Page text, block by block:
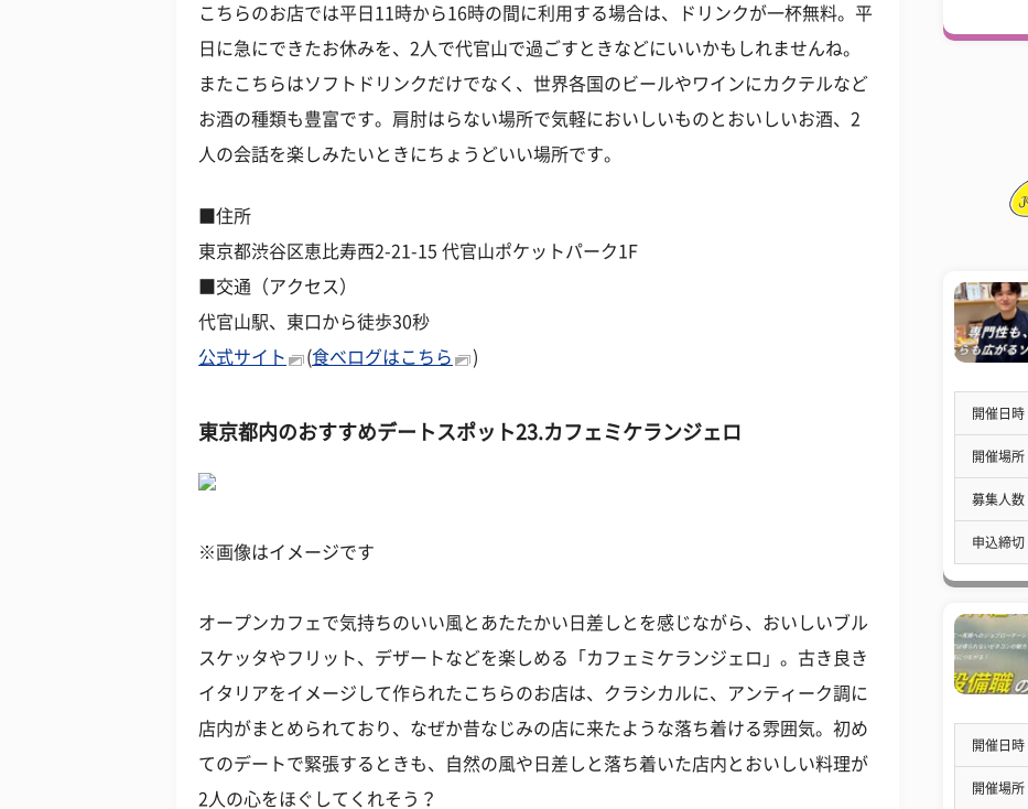
こちらのお店では平日11時から16時の間に利用する場合は、ドリンクが一杯無料。平
日に急にできたお休みを、2人で代官山で過ごすときなどにいいかもしれませんね。
またこちらはソフトドリンクだけでなく、世界各国のビールやワインにカクテルなど
お酒の種類も豊富です。肩肘はらない場所で気軽においしいものとおいしいお酒、2
人の会話を楽しみたいときにちょうどいい場所です。
■住所
東京都渋谷区恵比寿西2-21-15 代官山ポケットパーク1F
■交通（アクセス）
代官山駅、東口から徒歩30秒
公式サイト
(食べログはこちら )
東京都内のおすすめデートスポット23.カフェミケランジェロ
※画像はイメージです
オープンカフェで気持ちのいい風とあたたかい日差しとを感じながら、おいしいブル
スケッタやフリット、デザートなどを楽しめる「カフェミケランジェロ」。古き良き
イタリアをイメージして作られたこちらのお店は、クラシカルに、アンティーク調に
店内がまとめられており、なぜか昔なじみの店に来たような落ち着ける雰囲気。初め
てのデートで緊張するときも、自然の風や日差しと落ち着いた店内とおいしい料理が
2人の心をほぐしてくれそう？
開催日時
開催場所
募集人数
申込締切
開催日時
開催場所